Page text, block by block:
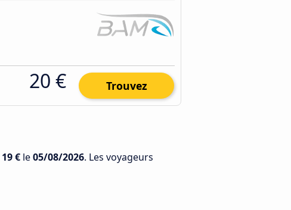
20 € Trouvez
19 € le05/08/2026. Les voyageurs